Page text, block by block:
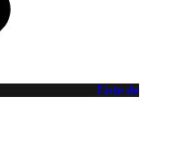
Liste de